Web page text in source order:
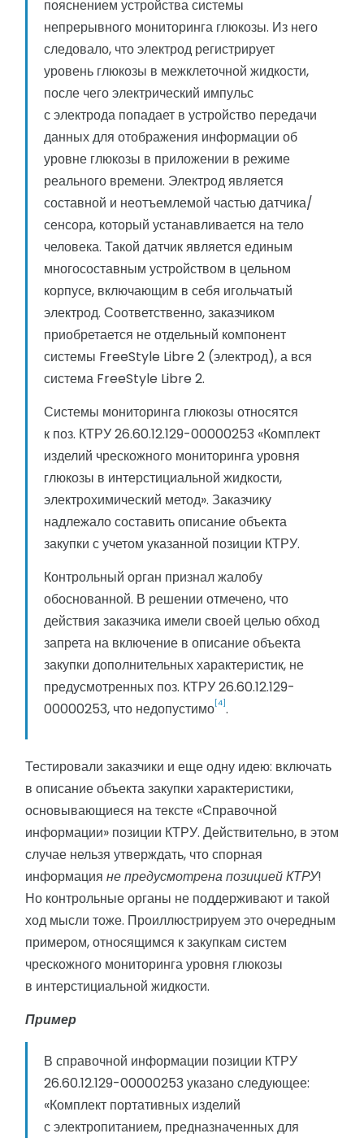
пояснением устройства системы
непрерывного мониторинга глюкозы. Из него
следовало, что электрод регистрирует
уровень глюкозы в межклеточной жидкости,
после чего электрический импульс
с электрода попадает в устройство передачи
данных для отображения информации об
уровне глюкозы в приложении в режиме
реального времени. Электрод является
составной и неотъемлемой частью датчика/
сенсора, который устанавливается на тело
человека. Такой датчик является единым
многосоставным устройством в цельном
корпусе, включающим в себя игольчатый
электрод. Соответственно, заказчиком
приобретается не отдельный компонент
системы FreeStyle Libre 2 (электрод), а вся
система FreeStyle Libre 2.
Системы мониторинга глюкозы относятся
к поз. КТРУ 26.60.12.129-00000253 «Комплект
изделий чрескожного мониторинга уровня
глюкозы в интерстициальной жидкости,
электрохимический метод». Заказчику
надлежало составить описание объекта
закупки с учетом указанной позиции КТРУ.
Контрольный орган признал жалобу
обоснованной. В решении отмечено, что
действия заказчика имели своей целью обход
запрета на включение в описание объекта
закупки дополнительных характеристик, не
предусмотренных поз. КТРУ 26.60.12.129-
00000253, что недопустимо[4].
Тестировали заказчики и еще одну идею: включать
в описание объекта закупки характеристики,
основывающиеся на тексте «Справочной
информации» позиции КТРУ. Действительно, в этом
случае нельзя утверждать, что спорная
информация не предусмотрена позицией КТРУ!
Но контрольные органы не поддерживают и такой
ход мысли тоже. Проиллюстрируем это очередным
примером, относящимся к закупкам систем
чрескожного мониторинга уровня глюкозы
в интерстициальной жидкости.
Пример
В справочной информации позиции КТРУ
26.60.12.129-00000253 указано следующее:
«Комплект портативных изделий
с электропитанием, предназначенных для